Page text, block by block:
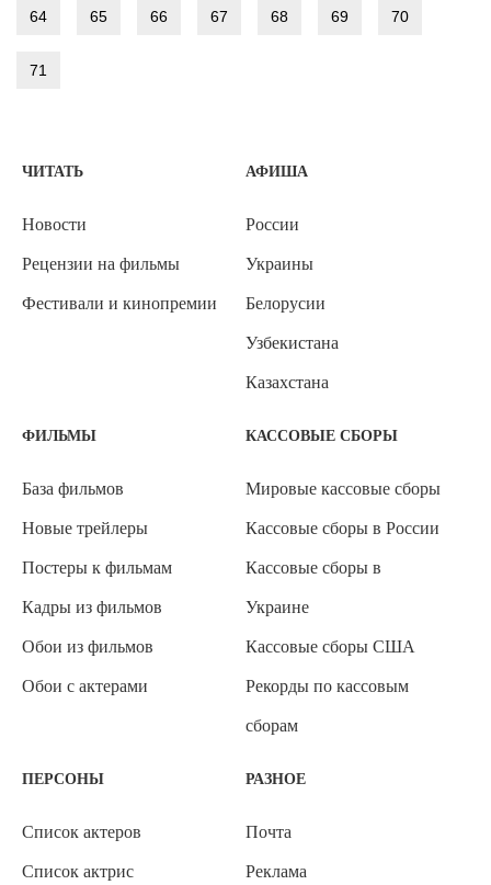
64 65 66 67 68 69 70
71
ЧИТАТЬ
Новости
Рецензии на фильмы
Фестивали и кинопремии
АФИША
России
Украины
Белорусии
Узбекистана
Казахстана
ФИЛЬМЫ
База фильмов
Новые трейлеры
Постеры к фильмам
Кадры из фильмов
Обои из фильмов
Обои с актерами
КАССОВЫЕ СБОРЫ
Мировые кассовые сборы
Кассовые сборы в России
Кассовые сборы в
Украине
Кассовые сборы США
Рекорды по кассовым
сборам
ПЕРСОНЫ
Список актеров
Список актрис
РАЗНОЕ
Почта
Реклама